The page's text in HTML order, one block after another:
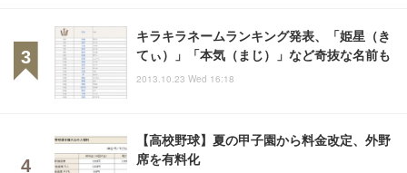
キラキラネームランキング発表、「姫星（き
てぃ）」「本気（まじ）」など奇抜な名前も
2013.10.23 Wed 16:18
【高校野球】夏の甲子園から料金改定、外野
席を有料化